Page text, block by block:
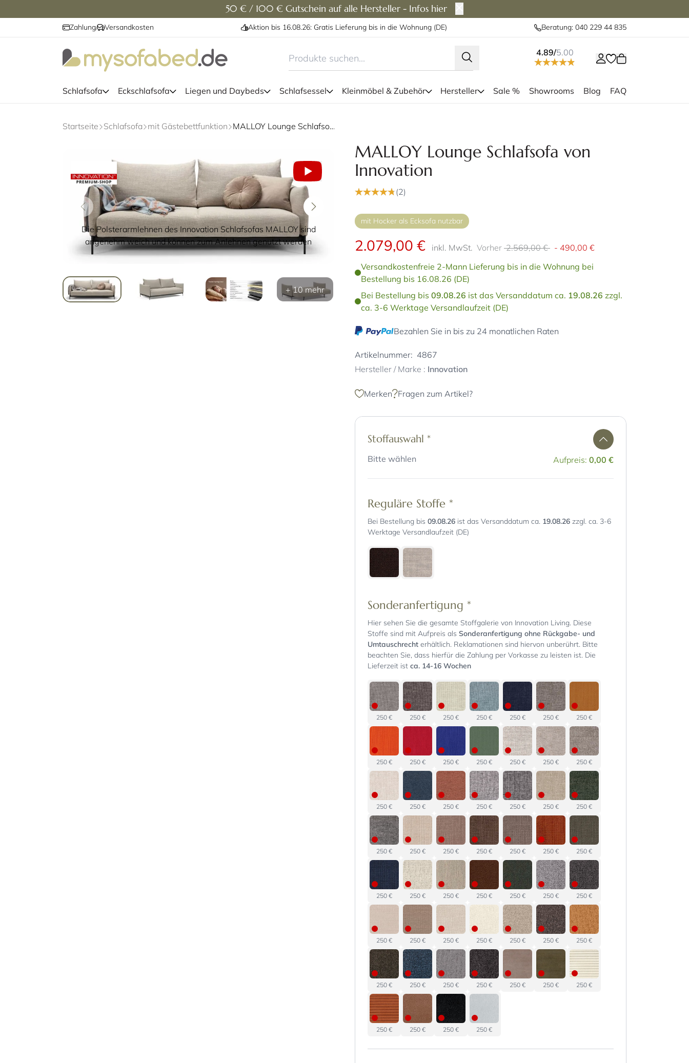
50 € / 100 € Gutschein auf alle Hersteller - Infos hier
Zahlung/ Versandkosten Aktion bis 16.08.26: Gratis Lieferung bis in die Wohnung (DE) Beratung: 040 229 44 835
4.89/5.00
Schlafsofa Eckschlafsofa Liegen und Daybeds Schlafsessel Kleinmöbel & Zubehör Hersteller Sale % Showrooms Blog FAQ
Startseite Schlafsofa mit Gästebettfunktion MALLOY Lounge Schlafsofa von Innovation
Die Polsterarmlehnen des Innovation Schlafsofas MALLOY sind
angenehm weich und können zum Anlehnen genutzt werden
+ 10 mehr
MALLOY Lounge Schlafsofa von
Innovation
(2)
mit Hocker als Ecksofa nutzbar
2.079,00 € inkl. MwSt. Vorher 2.569,00 € - 490,00 €
Versandkostenfreie 2-Mann Lieferung bis in die Wohnung bei
Bestellung bis 16.08.26 (DE)
Bei Bestellung bis 09.08.26 ist das Versanddatum ca. 19.08.26 zzgl.
ca. 3-6 Werktage Versandlaufzeit (DE)
Bezahlen Sie in bis zu 24 monatlichen Raten
Artikelnummer: 4867
Hersteller / Marke : Innovation
Merken Fragen zum Artikel?
Stoffauswahl *
Bitte wählen Aufpreis: 0,00 €
Reguläre Stoffe *
Bei Bestellung bis 09.08.26 ist das Versanddatum ca. 19.08.26 zzgl. ca. 3-6
Werktage Versandlaufzeit (DE)
Sonderanfertigung *
Hier sehen Sie die gesamte Stoffgalerie von Innovation Living. Diese
Stoffe sind mit Aufpreis als Sonderanfertigung ohne Rückgabe- und
Umtauschrecht erhältlich. Reklamationen sind hiervon unberührt. Bitte
beachten Sie, dass hierfür die Zahlung per Vorkasse zu leisten ist. Die
Lieferzeit ist ca. 14-16 Wochen
250 € 250 € 250 € 250 € 250 € 250 € 250 €
250 € 250 € 250 € 250 € 250 € 250 € 250 €
250 € 250 € 250 € 250 € 250 € 250 € 250 €
250 € 250 € 250 € 250 € 250 € 250 € 250 €
250 € 250 € 250 € 250 € 250 € 250 € 250 €
250 € 250 € 250 € 250 € 250 € 250 € 250 €
250 € 250 € 250 € 250 € 250 € 250 € 250 €
250 € 250 € 250 € 250 €